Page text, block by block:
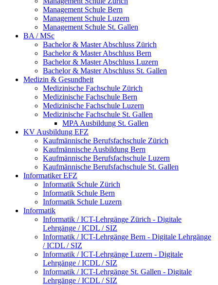
Management Schule Bern
Management Schule Luzern
Management Schule St. Gallen
BA / MSc
Bachelor & Master Abschluss Zürich
Bachelor & Master Abschluss Bern
Bachelor & Master Abschluss Luzern
Bachelor & Master Abschluss St. Gallen
Medizin & Gesundheit
Medizinische Fachschule Zürich
Medizinische Fachschule Bern
Medizinische Fachschule Luzern
Medizinische Fachschule St. Gallen
MPA Ausbildung St. Gallen
KV Ausbildung EFZ
Kaufmännische Berufsfachschule Zürich
Kaufmännische Ausbildung Bern
Kaufmännische Berufsfachschule Luzern
Kaufmännische Berufsfachschule St. Gallen
Informatiker EFZ
Informatik Schule Zürich
Informatik Schule Bern
Informatik Schule Luzern
Informatik
Informatik / ICT-Lehrgänge Zürich - Digitale
Lehrgänge / ICDL / SIZ
Informatik / ICT-Lehrgänge Bern - Digitale Lehrgänge
/ ICDL / SIZ
Informatik / ICT-Lehrgänge Luzern - Digitale
Lehrgänge / ICDL / SIZ
Informatik / ICT-Lehrgänge St. Gallen - Digitale
Lehrgänge / ICDL / SIZ